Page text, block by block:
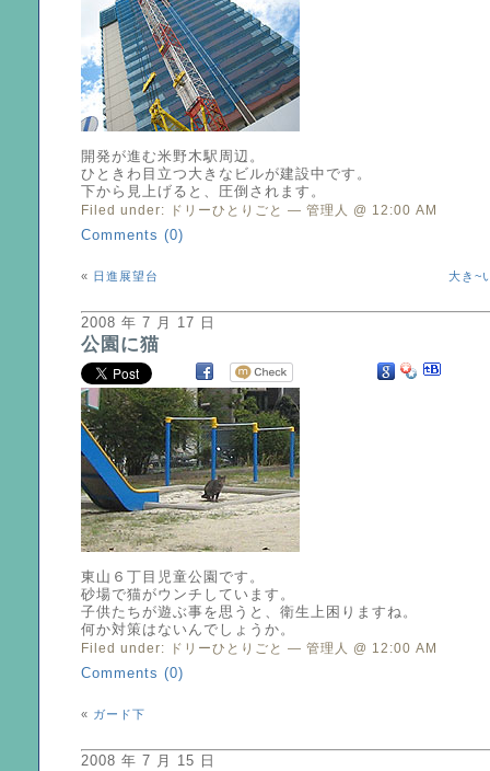
開発が進む米野木駅周辺。
ひときわ目立つ大きなビルが建設中です。
下から見上げると、圧倒されます。
Filed under:
ドリーひとりごと — 管理人 @ 12:00 AM
Comments (0)
« 日進展望台 大き~
2008 年 7 月 17 日
公園に猫
東山６丁目児童公園です。
砂場で猫がウンチしています。
子供たちが遊ぶ事を思うと、衛生上困りますね。
何か対策はないんでしょうか。
Filed under:
ドリーひとりごと — 管理人 @ 12:00 AM
Comments (0)
« ガード下
2008 年 7 月 15 日